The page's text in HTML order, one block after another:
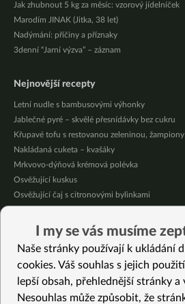
Jak zhubnout 5 kg za měsíc: vzorový jídelníček
Marodím JINAK (Jitka, 38 let)
Nadýmání: příčiny a příznaky
3denní “Jarní výzva” – záznam
Nejnovější recepty
Letní nudle s bambusovými výhonky
Jablečné pyré – skvělé přesnídávky bez cukru
Křupavé tofu s restovanou zeleninou,
Nakládaná cuketa – kvašáky
Mrkvovo-dýňová krémová polévka
Osvěžující kuskus
Osvěžující čaj s citronovými bylinkami
Čokoládové muffiny s mangovým krémem
Meruňky a jablka v citrónovém želé
Online vaření 3 – Bramboračka bez brambor,
I my se vás musíme
Naše stránky používají k ukládání
cookies. Váš souhlas s jejich
lepší obsah, přehlednější stránky
Nesouhlas může způsobit, že